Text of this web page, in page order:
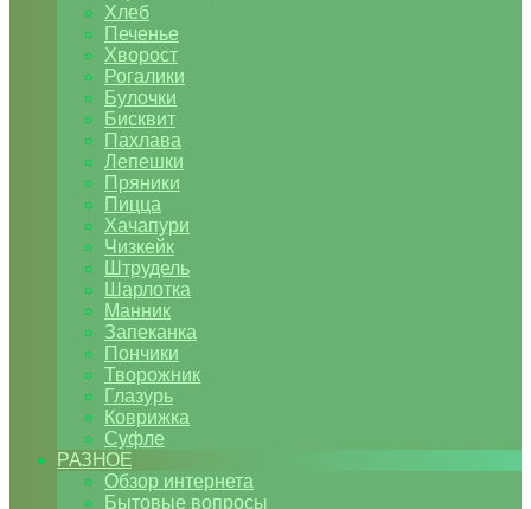
Хлеб
Печенье
Хворост
Рогалики
Булочки
Бисквит
Пахлава
Лепешки
Пряники
Пицца
Хачапури
Чизкейк
Штрудель
Шарлотка
Манник
Запеканка
Пончики
Творожник
Глазурь
Коврижка
Суфле
РАЗНОЕ
Обзор интернета
Бытовые вопросы